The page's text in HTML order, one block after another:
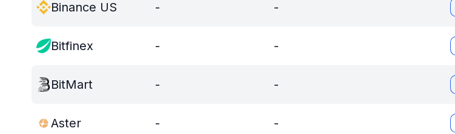
Binance US - -
Bitfinex - -
BitMart - -
Aster - -